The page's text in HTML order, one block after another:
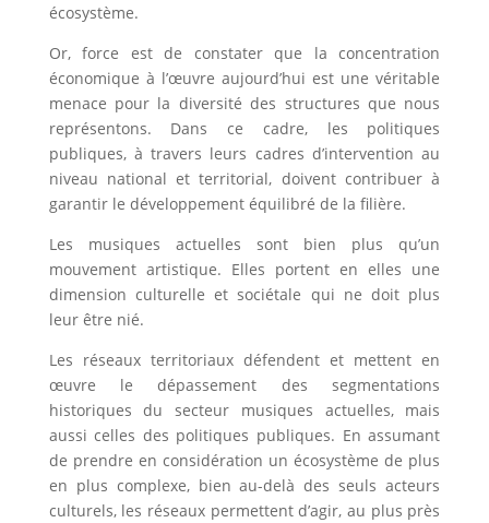
écosystème.
Or, force est de constater que la concentration
économique à l’œuvre aujourd’hui est une véritable
menace pour la diversité des structures que nous
représentons. Dans ce cadre, les politiques
publiques, à travers leurs cadres d’intervention au
niveau national et territorial, doivent contribuer à
garantir le développement équilibré de la filière.
Les musiques actuelles sont bien plus qu’un
mouvement artistique. Elles portent en elles une
dimension culturelle et sociétale qui ne doit plus
leur être nié.
Les réseaux territoriaux défendent et mettent en
œuvre le dépassement des segmentations
historiques du secteur musiques actuelles, mais
aussi celles des politiques publiques. En assumant
de prendre en considération un écosystème de plus
en plus complexe, bien au-delà des seuls acteurs
culturels, les réseaux permettent d’agir, au plus près